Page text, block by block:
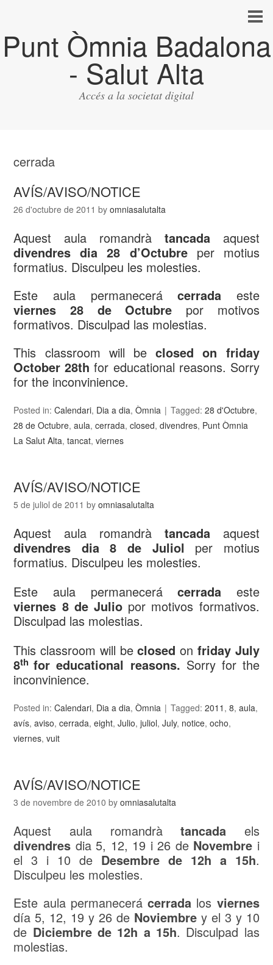
Punt Òmnia Badalona
- Salut Alta
Accés a la societat digital
cerrada
AVÍS/AVISO/NOTICE
26 d'octubre de 2011 byomniasalutalta
Aquest aula romandrà tancadaaquest
divendres dia 28 d’Octubreper motius
formatius. Disculpeu les molesties.
Este aula permanecerácerrada este
viernes 28 de Octubre por motivos
formativos. Disculpad las molestias.
This classroom will beclosed on friday
October 28th for educational reasons. Sorry
for the inconvinience.
Posted in:Calendari, Dia a dia,Òmnia Tagged:28 d'Octubre,
28 de Octubre,aula,cerrada,closed,divendres, Punt Òmnia
La Salut Alta,tancat,viernes
AVÍS/AVISO/NOTICE
5 de juliol de 2011 byomniasalutalta
Aquest aula romandrà tancadaaquest
divendres dia 8 de Juliol per motius
formatius. Disculpeu les molesties.
Este aula permanecerácerrada este
viernes 8 de Julio por motivos formativos.
Disculpad las molestias.
This classroom will beclosed on friday July
8thfor educational reasons. Sorry for the
inconvinience.
Posted in:Calendari, Dia a dia,Òmnia Tagged:2011 ,8,aula,
avís,aviso,cerrada,eight,Julio,juliol,July, notice,ocho,
viernes,vuit
AVÍS/AVISO/NOTICE
3 de novembre de 2010 byomniasalutalta
Aquest aula romandràtancada els
divendres dia 5, 12, 19 i 26 de Novembre i
el 3 i 10 de Desembre de 12h a 15h.
Disculpeu les molesties.
Este aula permanecerácerrada los viernes
día 5, 12, 19 y 26 de Noviembrey el 3 y 10
de Diciembre de 12h a 15h. Disculpad las
molestias.